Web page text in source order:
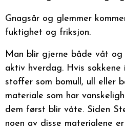
Gnagsår og glemmer
fuktighet og friksjon.
Man blir gjerne både våt
aktiv hverdag. Hvis sokkene
stoffer som bomull, ull eller
materiale som har
dem først blir våte. Siden
noen av disse materialene